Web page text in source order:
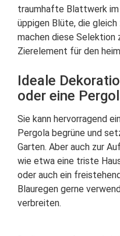
traumhafte Blattwerk
üppigen Blüte, die
machen diese Selektion
Zierelement für den
Ideale
oder eine
Sie kann hervorragend
Pergola begrüne und
Garten. Aber auch zur
wie etwa eine triste
oder auch ein
Blauregen gerne
verbreiten.